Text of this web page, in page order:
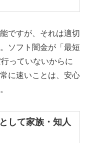
ですが、それは適切
ソフト闇金が「最短
っていないからに
に速いことは、安心
して家族・知人